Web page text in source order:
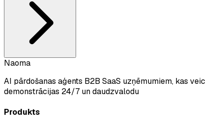
Naoma
AI pārdošanas aģents B2B SaaS uzņēmumiem, kas veic
demonstrācijas 24/7 un daudzvalodu
Produkts